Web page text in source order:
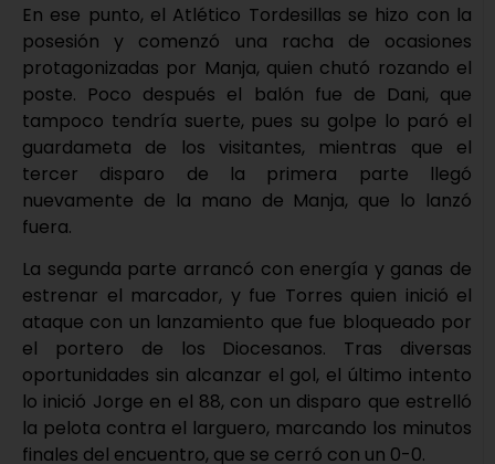
En ese punto, el Atlético Tordesillas se hizo con la
posesión y comenzó una racha de ocasiones
protagonizadas por Manja, quien chutó rozando el
poste. Poco después el balón fue de Dani, que
tampoco tendría suerte, pues su golpe lo paró el
guardameta de los visitantes, mientras que el
tercer disparo de la primera parte llegó
nuevamente de la mano de Manja, que lo lanzó
fuera.
La segunda parte arrancó con energía y ganas de
estrenar el marcador, y fue Torres quien inició el
ataque con un lanzamiento que fue bloqueado por
el portero de los Diocesanos. Tras diversas
oportunidades sin alcanzar el gol, el último intento
lo inició Jorge en el 88, con un disparo que estrelló
la pelota contra el larguero, marcando los minutos
finales del encuentro, que se cerró con un 0-0.